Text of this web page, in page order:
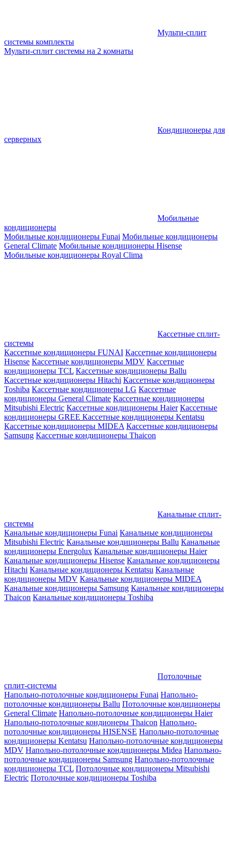
Мульти-сплит
системы комплекты
Мульти-сплит системы на 2 комнаты
Кондиционеры для
серверных
Мобильные
кондиционеры
Мобильные кондиционеры Funai Мобильные кондиционеры
General Climate Мобильные кондиционеры Hisense
Мобильные кондиционеры Royal Clima
Кассетные сплит-
системы
Кассетные кондиционеры FUNAI Кассетные кондиционеры
Hisense Кассетные кондиционеры MDV Кассетные
кондиционеры TCL Кассетные кондиционеры Ballu
Кассетные кондиционеры Hitachi Кассетные кондиционеры
Toshiba Кассетные кондиционеры LG Кассетные
кондиционеры General Climate Кассетные кондиционеры
Mitsubishi Electric Кассетные кондиционеры Haier Кассетные
кондиционеры GREE Кассетные кондиционеры Kentatsu
Кассетные кондиционеры MIDEA Кассетные кондиционеры
Samsung Кассетные кондиционеры Thaicon
Канальные сплит-
системы
Канальные кондиционеры Funai Канальные кондиционеры
Mitsubishi Electric Канальные кондиционеры Ballu Канальные
кондиционеры Energolux Канальные кондиционеры Haier
Канальные кондиционеры Hisense Канальные кондиционеры
Hitachi Канальные кондиционеры Kentatsu Канальные
кондиционеры MDV Канальные кондиционеры MIDEA
Канальные кондиционеры Samsung Канальные кондиционеры
Thaicon Канальные кондиционеры Toshiba
Потолочные
сплит-системы
Напольно-потолочные кондиционеры Funai Напольно-
потолочные кондиционеры Ballu Потолочные кондиционеры
General Climate Напольно-потолочные кондиционеры Haier
Напольно-потолочные кондионеры Thaicon Напольно-
потолочные кондиционеры HISENSE Напольно-потолочные
кондиционеры Kentatsu Напольно-потолочные кондиционеры
MDV Напольно-потолочные кондиционеры Midea Напольно-
потолочные кондиционеры Samsung Напольно-потолочные
кондиционеры TCL Потолочные кондиционеры Mitsubishi
Electric Потолочные кондиционеры Toshiba